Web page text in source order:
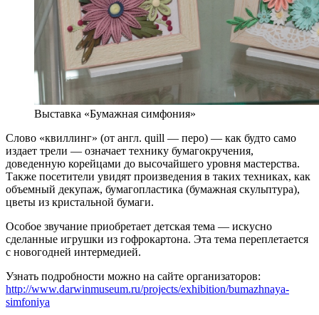
Выставка «Бумажная симфония»
Слово «квиллинг» (от англ. quill — перо) — как будто само
издает трели — означает технику бумагокручения,
доведенную корейцами до высочайшего уровня мастерства.
Также посетители увидят произведения в таких техниках, как
объемный декупаж, бумагопластика (бумажная скульптура),
цветы из кристальной бумаги.
Особое звучание приобретает детская тема — искусно
сделанные игрушки из гофрокартона. Эта тема переплетается
с новогодней интермедией.
Узнать подробности можно на сайте организаторов:
http://www.darwinmuseum.ru/projects/exhibition/bumazhnaya-
simfoniya